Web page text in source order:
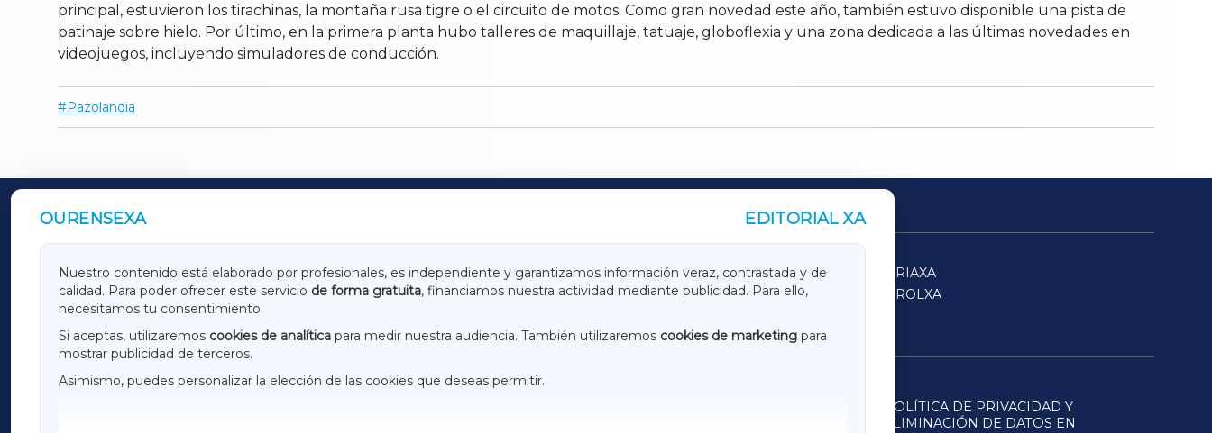
principal, estuvieron los tirachinas, la montaña rusa tigre o el circuito de motos. Como gran novedad este año, también estuvo disponible una pista de
patinaje sobre hielo. Por último, en la primera planta hubo talleres de maquillaje, tatuaje, globoflexia y una zona dedicada a las últimas novedades en
videojuegos, incluyendo simuladores de conducción.
Pazolandia
OURENSEXA EDITORIAL XA
Nuestro contenido está elaborado por profesionales, es independiente y garantizamos información veraz, contrastada y de
calidad. Para poder ofrecer este servicio de forma gratuita, financiamos nuestra actividad mediante publicidad. Para ello,
necesitamos tu consentimiento.
Si aceptas, utilizaremos cookies de analítica para medir nuestra audiencia. También utilizaremos cookies de marketing para
mostrar publicidad de terceros.
Asimismo, puedes personalizar la elección de las cookies que deseas permitir.
OUTROS PERIÓDICOS
GALICIAXA LUGOXA TERRACHAXA
SARRIAXA
AMARIÑAXA
RIBEIRASACRAXA ACORUÑAXA
FERROLXA
OURENSEXA
POLÍTICA DE PRIVACIDAD Y
ELIMINACIÓN DE DATOS EN